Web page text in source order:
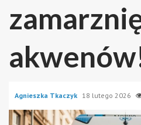
Agnieszka Tkaczyk 18 lutego 2026